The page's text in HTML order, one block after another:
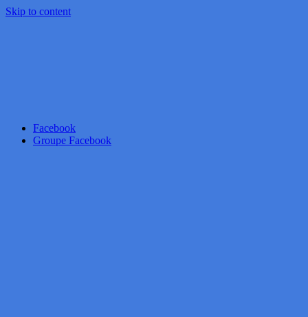
Skip to content
Facebook
Groupe Facebook